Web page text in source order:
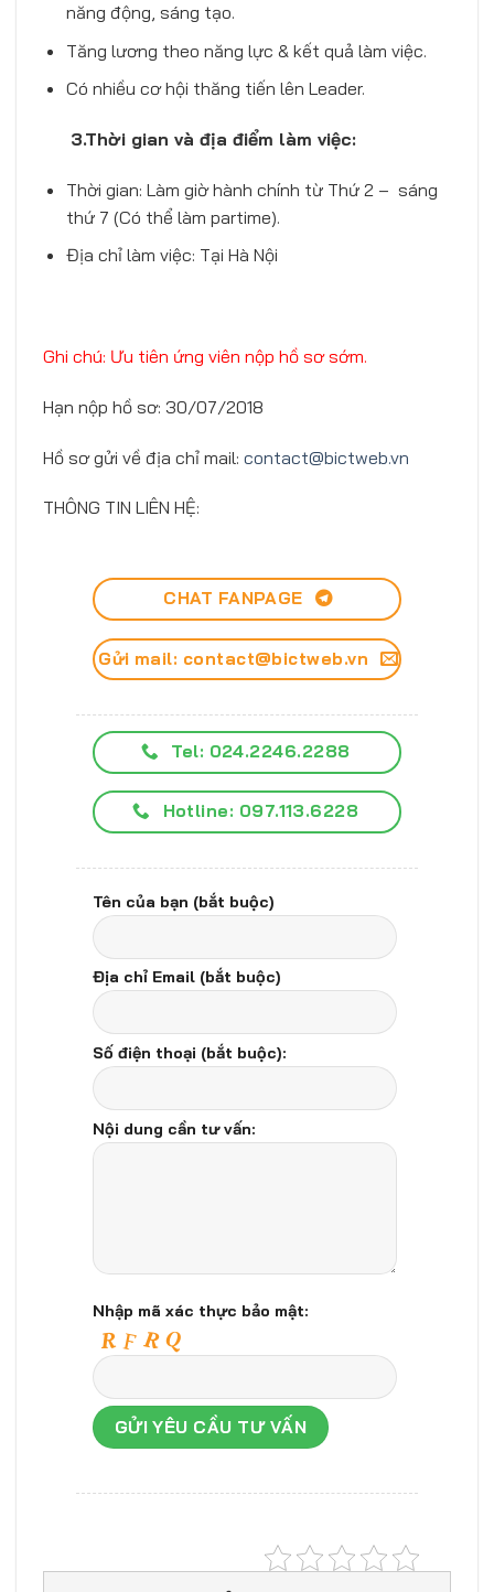
năng động, sáng tạo.
Tăng lương theo năng lực & kết quả làm việc.
Có nhiều cơ hội thăng tiến lên Leader.
3.Thời gian và địa điểm làm việc:
Thời gian: Làm giờ hành chính từ Thứ 2 – sáng
thứ 7 (Có thể làm partime).
Địa chỉ làm việc: Tại Hà Nội
Ghi chú: Ưu tiên ứng viên nộp hồ sơ sớm.
Hạn nộp hồ sơ: 30/07/2018
Hồ sơ gửi về địa chỉ mail: contact@bictweb.vn
THÔNG TIN LIÊN HỆ:
CHAT FANPAGE
Gửi mail: contact@bictweb.vn
Tel: 024.2246.2288
Hotline: 097.113.6228
Tên của bạn (bắt buộc)
Địa chỉ Email (bắt buộc)
Số điện thoại (bắt buộc):
Nội dung cần tư vấn:
Nhập mã xác thực bảo mật: